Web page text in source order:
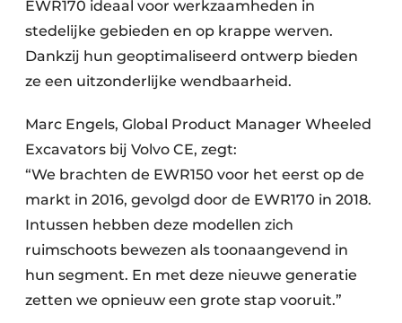
EWR170 ideaal voor werkzaamheden in
stedelijke gebieden en op krappe werven.
Dankzij hun geoptimaliseerd ontwerp bieden
ze een uitzonderlijke wendbaarheid.
Marc Engels, Global Product Manager Wheeled
Excavators bij Volvo CE, zegt:
“We brachten de EWR150 voor het eerst op de
markt in 2016, gevolgd door de EWR170 in 2018.
Intussen hebben deze modellen zich
ruimschoots bewezen als toonaangevend in
hun segment. En met deze nieuwe generatie
zetten we opnieuw een grote stap vooruit.”